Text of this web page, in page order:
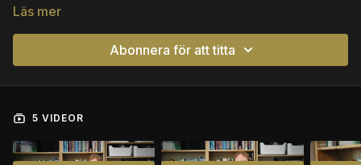
Läs mer
Abonnera för att titta
5 VIDEOR